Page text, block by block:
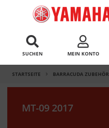
SUCHEN MEIN KONTO
STARTSEITE BARRACUDA ZUBEHÖR
MT-09 2017